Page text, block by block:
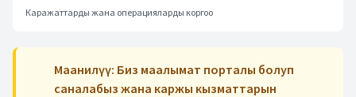
Каражаттарды жана операцияларды коргоо
Маанилүү: Биз маалымат порталы болуп
саналабыз жана каржы кызматтарын